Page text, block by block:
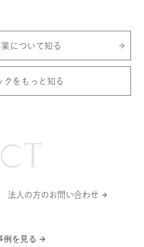
について知る
クをもっと知る
CT
法人の方のお問い合わせ
例を見る